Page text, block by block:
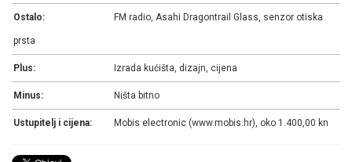
Ostalo: FM radio, Asahi Dragontrail Glass, senzor otiska
prsta
Plus: Izrada kućišta, dizajn, cijena
Minus: Ništa bitno
Ustupitelj i cijena: Mobis electronic (www.mobis.hr), oko 1.400,00 kn